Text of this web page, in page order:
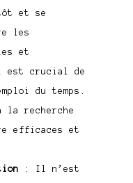
tôt et se
les
et
est crucial de
du temps.
la recherche
efficaces et
: Il n’est